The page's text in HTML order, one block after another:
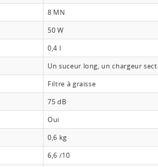
8 MN
50 W
0,4 l
Un suceur long, un chargeur
Filtre à graisse
75 dB
Oui
0,6 kg
6,6 /10